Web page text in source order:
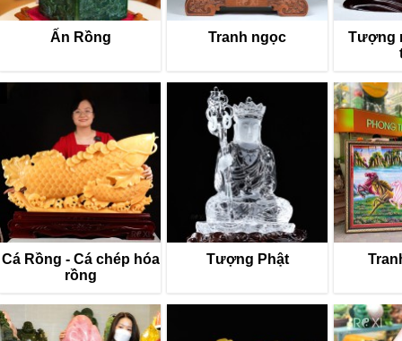
Ấn Rồng Tranh ngọc
Tượng
Cá Rồng - Cá chép hóa
rồng
Tượng Phật